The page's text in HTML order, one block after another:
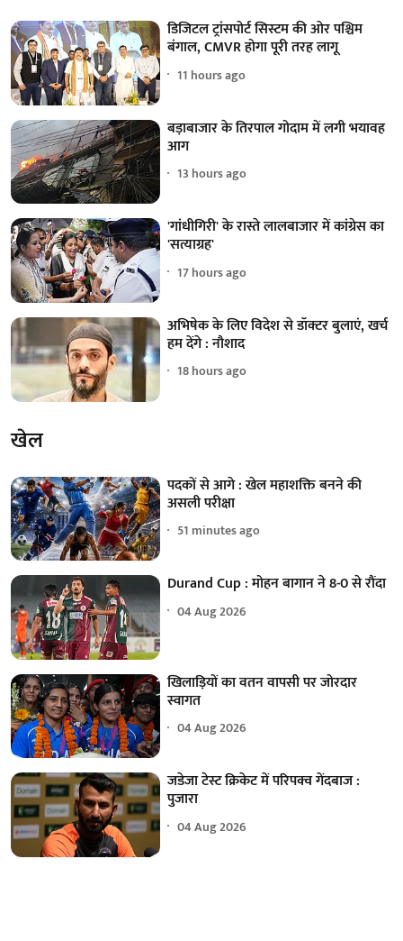
डिजिटल ट्रांसपोर्ट सिस्टम की ओर पश्चिम
बंगाल, CMVR होगा पूरी तरह लागू
11 hours ago
बड़ाबाजार के तिरपाल गोदाम में लगी भयावह
आग
13 hours ago
'गांधीगिरी' के रास्ते लालबाजार में कांग्रेस का
'सत्याग्रह'
17 hours ago
अभिषेक के लिए विदेश से डॉक्टर बुलाएं, खर्च
हम देंगे : नौशाद
18 hours ago
खेल
पदकों से आगे : खेल महाशक्ति बनने की
असली परीक्षा
51 minutes ago
Durand Cup : मोहन बागान ने 8-0 से रौंदा
04 Aug 2026
खिलाड़ियों का वतन वापसी पर जोरदार
स्वागत
04 Aug 2026
जडेजा टेस्ट क्रिकेट में परिपक्व गेंदबाज :
पुजारा
04 Aug 2026